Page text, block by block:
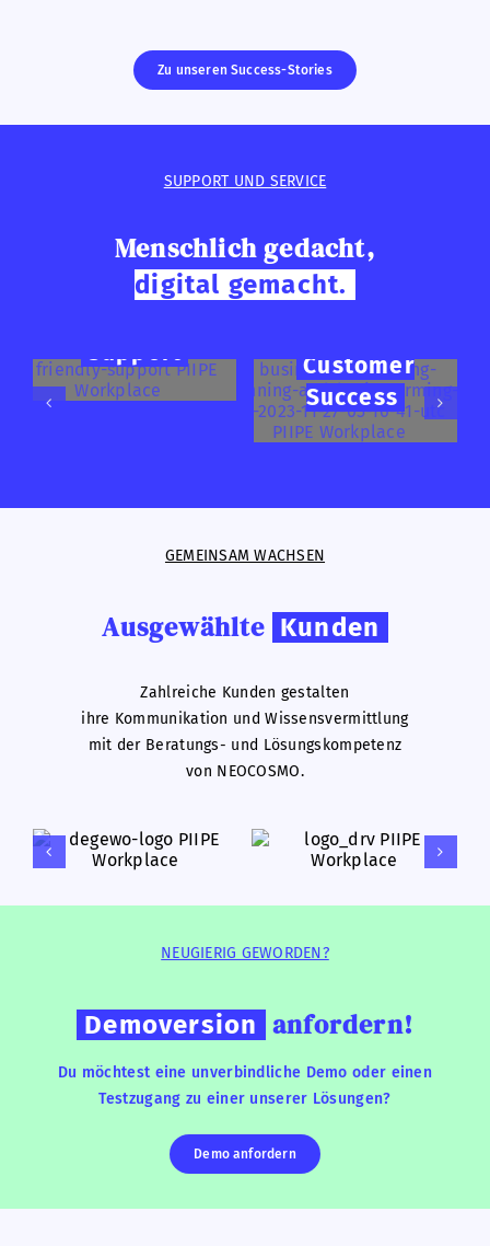
Zu unseren Success-Stories
SUPPORT UND SERVICE
Menschlich gedacht,
digital gemacht.
Support
Customer
Success
GEMEINSAM WACHSEN
Ausgewählte Kunden
Zahlreiche Kunden gestalten
ihre Kommunikation und Wissensvermittlung
mit der Beratungs- und Lösungskompetenz
von NEOCOSMO.
NEUGIERIG GEWORDEN?
Demoversion anfordern!
Du möchtest eine unverbindliche Demo oder einen
Testzugang zu einer unserer Lösungen?
Demo anfordern